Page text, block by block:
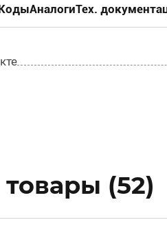
АналогиТех.
(52)